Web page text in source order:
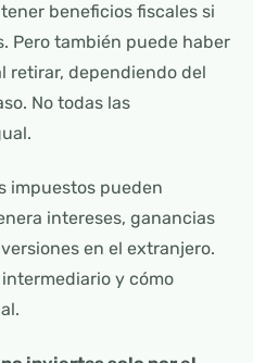
beneficios fiscales si
Pero también puede haber
retirar, dependiendo del
No todas las
impuestos pueden
intereses, ganancias
en el extranjero.
y cómo